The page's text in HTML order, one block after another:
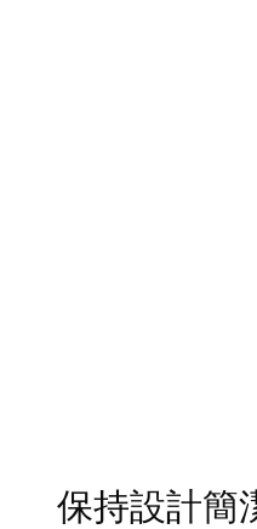
保持設計簡